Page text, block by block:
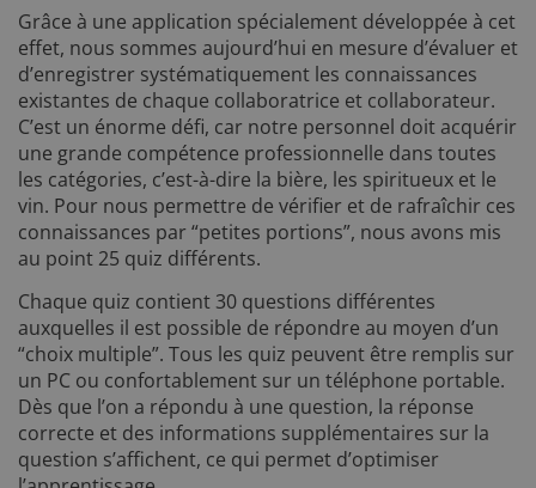
Grâce à une application spécialement développée à cet
effet, nous sommes aujourd’hui en mesure d’évaluer et
d’enregistrer systématiquement les connaissances
existantes de chaque collaboratrice et collaborateur.
C’est un énorme défi, car notre personnel doit acquérir
une grande compétence professionnelle dans toutes
les catégories, c’est-à-dire la bière, les spiritueux et le
vin. Pour nous permettre de vérifier et de rafraîchir ces
connaissances par “petites portions”, nous avons mis
au point 25 quiz différents.
Chaque quiz contient 30 questions différentes
auxquelles il est possible de répondre au moyen d’un
“choix multiple”. Tous les quiz peuvent être remplis sur
un PC ou confortablement sur un téléphone portable.
Dès que l’on a répondu à une question, la réponse
correcte et des informations supplémentaires sur la
question s’affichent, ce qui permet d’optimiser